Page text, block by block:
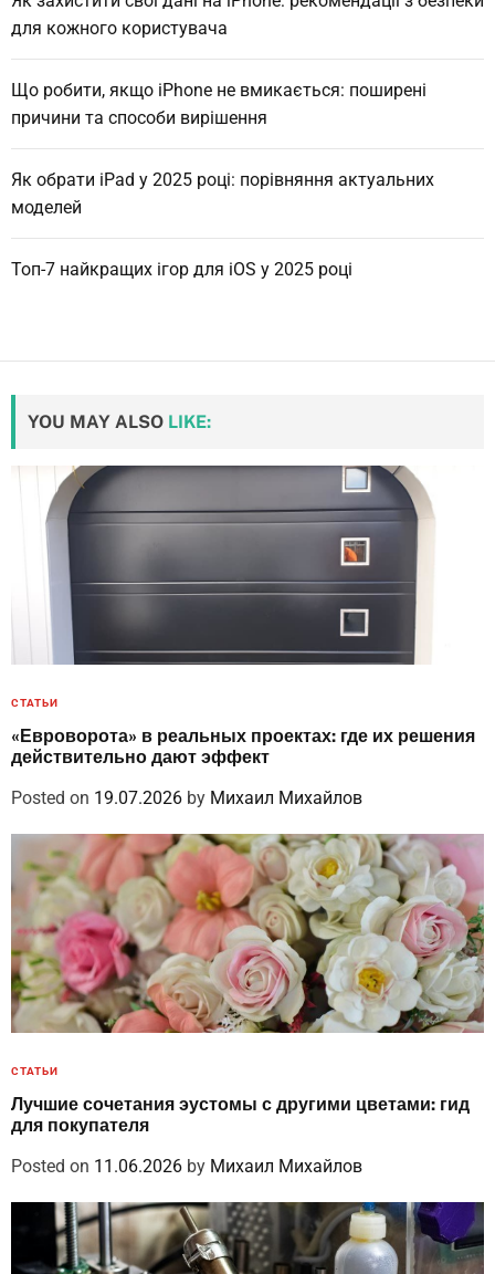
е
т
а
л
ь
н
е
р
я
н
для кожного користувача
Що робити, якщо iPhone не вмикається: поширені
причини та способи вирішення
Як обрати iPad у 2025 році: порівняння актуальних
моделей
Топ-7 найкращих ігор для iOS у 2025 році
YOU MAY ALSO LIKE:
СТАТЬИ
«Евроворота» в реальных проектах: где их решения
действительно дают эффект
Posted on 19.07.2026 by Михаил Михайлов
СТАТЬИ
Лучшие сочетания эустомы с другими цветами: гид
для покупателя
Posted on 11.06.2026 by Михаил Михайлов